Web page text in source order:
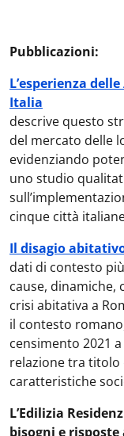
Pubblicazioni:
L’esperienza
Italia
descrive questo
del mercato delle
evidenziando
uno studio
cinque città
Il disagio
dati di contesto
cause, dinamiche,
crisi abitativa a
il contesto
censimento 2021
relazione tra titolo
caratteristiche
L’Edilizia
bisogni e